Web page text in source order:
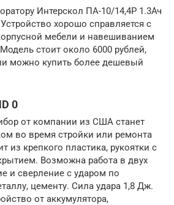
Интерскол ПА-10/14,4Р 1.3Ач
хорошо справляется с
мебели и навешиванием
стоит около 6000 рублей,
можно купить более дешевый
0
от компании из США станет
во время стройки или ремонта
из крепкого пластика, рукоятки с
Возможна работа в двух
и сверление с ударом по
цементу. Сила удара 1,8 Дж.
от аккумулятора,